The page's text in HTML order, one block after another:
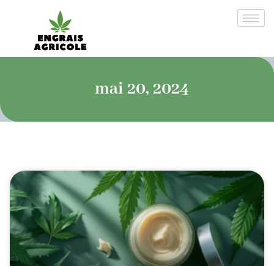
mai 20, 2024